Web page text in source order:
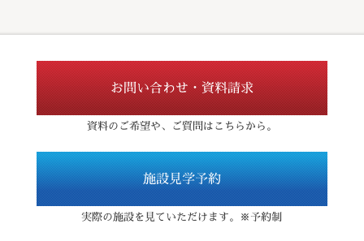
お問い合わせ・資料請求
資料のご希望や、ご質問はこちらから。
施設見学予約
実際の施設を見ていただけます。※予約制